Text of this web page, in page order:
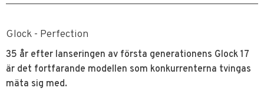
Glock - Perfection
35 år efter lanseringen av första generationens Glock 17
är det fortfarande modellen som konkurrenterna tvingas
mäta sig med.